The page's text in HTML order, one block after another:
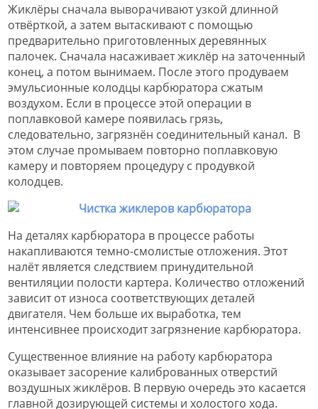
Жиклёры сначала выворачивают узкой длинной
отвёрткой, а затем вытаскивают с помощью
предварительно приготовленных деревянных
палочек. Сначала насаживает жиклёр на заточенный
конец, а потом вынимаем. После этого продуваем
эмульсионные колодцы карбюратора сжатым
воздухом. Если в процессе этой операции в
поплавковой камере появилась грязь,
следовательно, загрязнён соединительный канал. В
этом случае промываем повторно поплавковую
камеру и повторяем процедуру с продувкой
колодцев.
На деталях карбюратора в процессе работы
накапливаются темно-смолистые отложения. Этот
налёт является следствием принудительной
вентиляции полости картера. Количество отложений
зависит от износа соответствующих деталей
двигателя. Чем больше их выработка, тем
интенсивнее происходит загрязнение карбюратора.
Существенное влияние на работу карбюратора
оказывает засорение калиброванных отверстий
воздушных жиклёров. В первую очередь это касается
главной дозирующей системы и холостого хода.